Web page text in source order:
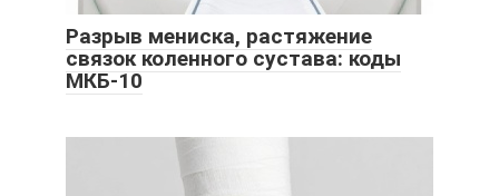
Разрыв мениска, растяжение
связок коленного сустава: коды
МКБ-10